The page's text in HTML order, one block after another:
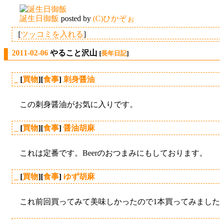
誕生日御飯 posted by (C)ひかぞぉ
[ツッコミを入れる]
2011-02-06 やること沢山 [長年日記]
[買物][食事] 刺身醤油
この刺身醤油がお気に入りです。
[買物][食事] 醤油胡麻
これは定番です。Beerのおつまみにもしております。
[買物][食事] ゆず胡麻
これ前回買ってみて美味しかったので1本買ってみまし